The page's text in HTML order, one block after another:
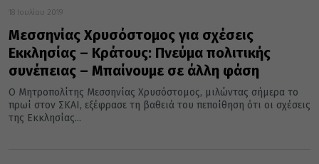
18 Ιουλίου 2019
Μεσσηνίας Χρυσόστομος για σχέσεις
Εκκλησίας – Κράτους: Πνεύμα πολιτικής
συνέπειας – Μπαίνουμε σε άλλη φάση
Ο Μητροπολίτης Μεσσηνίας Χρυσόστομος, μιλώντας σήμερα το
πρωί στον ΣΚΑΙ, εξέφρασε τη βαθειά του πεποίθηση ότι οι σχέσεις
της Εκκλησίας...